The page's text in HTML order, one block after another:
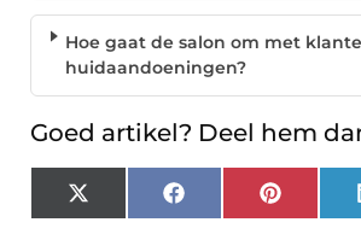
Hoe gaat de salon om met
huidaandoeningen?
Goed artikel? Deel hem
X
(Twitter)
Facebook Pinterest